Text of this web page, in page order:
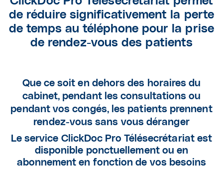
de réduire significativement la perte
de temps au téléphone pour la prise
de rendez-vous des patients
Que ce soit en dehors des horaires du
cabinet, pendant les consultations ou
pendant vos congés, les patients prennent
rendez-vous sans vous déranger
Le service ClickDoc Pro Télésecrétariat est
disponible ponctuellement ou en
abonnement en fonction de vos besoins